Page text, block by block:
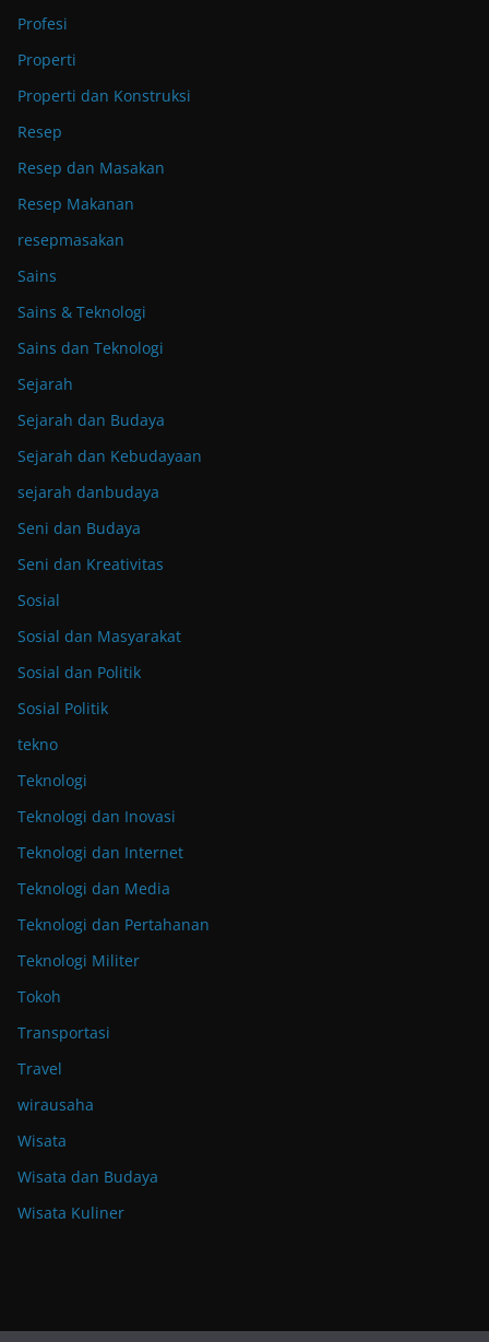
Profesi
Properti
Properti dan Konstruksi
Resep
Resep dan Masakan
Resep Makanan
resepmasakan
Sains
Sains & Teknologi
Sains dan Teknologi
Sejarah
Sejarah dan Budaya
Sejarah dan Kebudayaan
sejarah danbudaya
Seni dan Budaya
Seni dan Kreativitas
Sosial
Sosial dan Masyarakat
Sosial dan Politik
Sosial Politik
tekno
Teknologi
Teknologi dan Inovasi
Teknologi dan Internet
Teknologi dan Media
Teknologi dan Pertahanan
Teknologi Militer
Tokoh
Transportasi
Travel
wirausaha
Wisata
Wisata dan Budaya
Wisata Kuliner